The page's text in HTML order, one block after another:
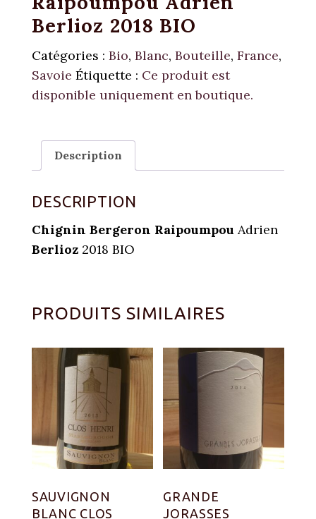
Berlioz 2018 BIO
Catégories : Bio, Blanc, Bouteille, France,
Savoie Étiquette : Ce produit est
disponible uniquement en boutique.
Description
DESCRIPTION
Chignin Bergeron Raipoumpou Adrien
Berlioz 2018 BIO
PRODUITS SIMILAIRES
SAUVIGNON
BLANC CLOS
GRANDE
JORASSES